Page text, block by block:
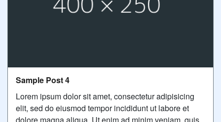
Sample Post 4
Lorem ipsum dolor sit amet, consectetur adipisicing
elit, sed do eiusmod tempor incididunt ut labore et